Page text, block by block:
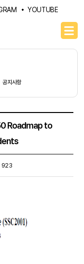
YOUTUBE
공지사항
Roadmap to
923